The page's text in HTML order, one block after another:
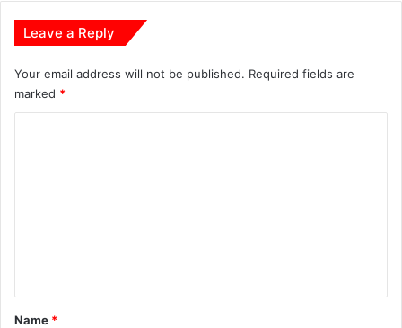
Leave a Reply
Your email address will not be published. Required fields are
marked *
*
Name *